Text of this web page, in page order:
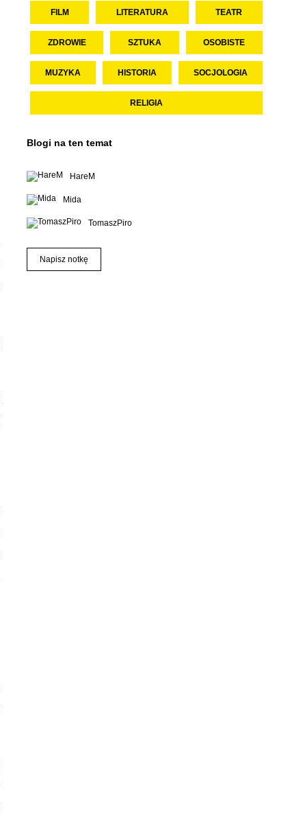
FILM LITERATURA TEATR
ZDROWIE SZTUKA OSOBISTE
MUZYKA HISTORIA SOCJOLOGIA
RELIGIA
Blogi na ten temat
HareM
Mida
TomaszPiro
Napisz notkę